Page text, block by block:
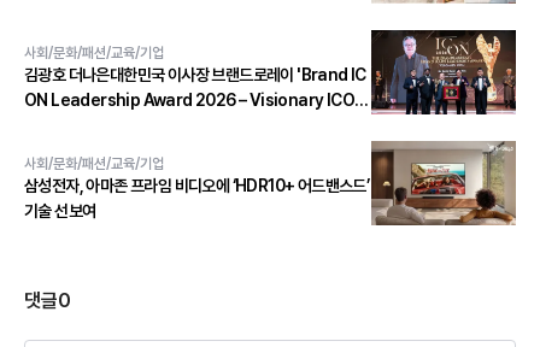
사회/문화/패션/교육/기업
김광호 더나은대한민국 이사장 브랜드로레이 'Brand IC
ON Leadership Award 2026 – Visionary ICON'
사회/문화/패션/교육/기업
삼성전자, 아마존 프라임 비디오에 ‘HDR10+ 어드밴스드’
기술 선보여
댓글0